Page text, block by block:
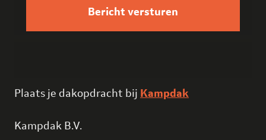
Bericht versturen
Plaats je dakopdracht bij Kampdak
Kampdak B.V.